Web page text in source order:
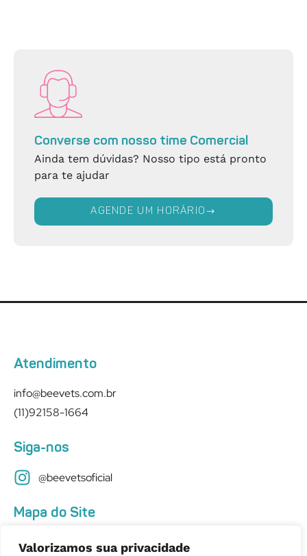
Valorizamos sua privacidade
Converse com nosso time Comercial
Ainda tem dúvidas? Nosso tipo está pronto
para te ajudar
AGENDE UM HORÁRIO
Atendimento
info@beevets.com.br
(11)92158-1664
Siga-nos
@beevetsoficial
Mapa do Site
Quem Somos